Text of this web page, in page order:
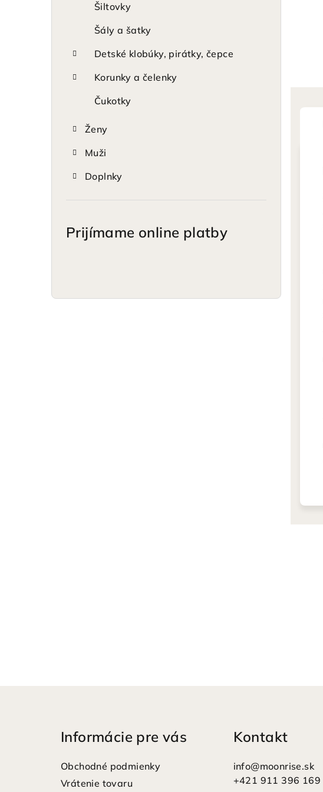
Šiltovky
Šály a šatky
Detské klobúky, pirátky, čepce
Korunky a čelenky
Čukotky
Ženy
Muži
Doplnky
Prijímame online platby
Informácie pre vás
Obchodné podmienky
Vrátenie tovaru
Kontakt
info@moonrise.sk
+421 911 396 169